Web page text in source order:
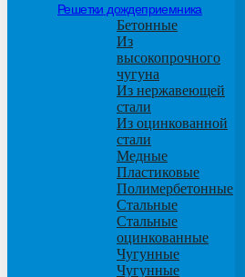
Решетки дождеприемника
Бетонные
Из
высокопрочного
чугуна
Из нержавеющей
стали
Из оцинкованной
стали
Медные
Пластиковые
Полимербетонные
Стальные
Стальные
оцинкованные
Чугунные
Чугунные